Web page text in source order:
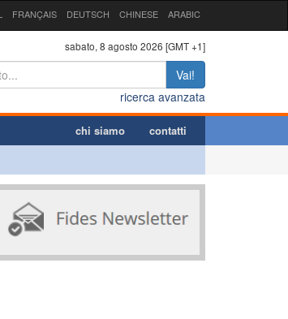
FRANÇAIS DEUTSCH CHINESE ARABIC
sabato, 8 agosto 2026 [GMT +1]
Vai!
ricerca avanzata
chi siamo contatti